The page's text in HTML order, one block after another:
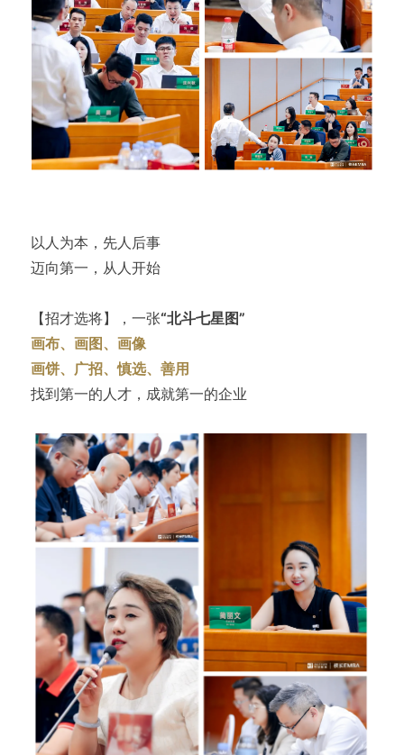
以人为本，先人后事
迈向第一，从人开始
【招才选将】，一张“北斗七星图”
画布、画图、画像
画饼、广招、慎选、善用
找到第一的人才，成就第一的企业